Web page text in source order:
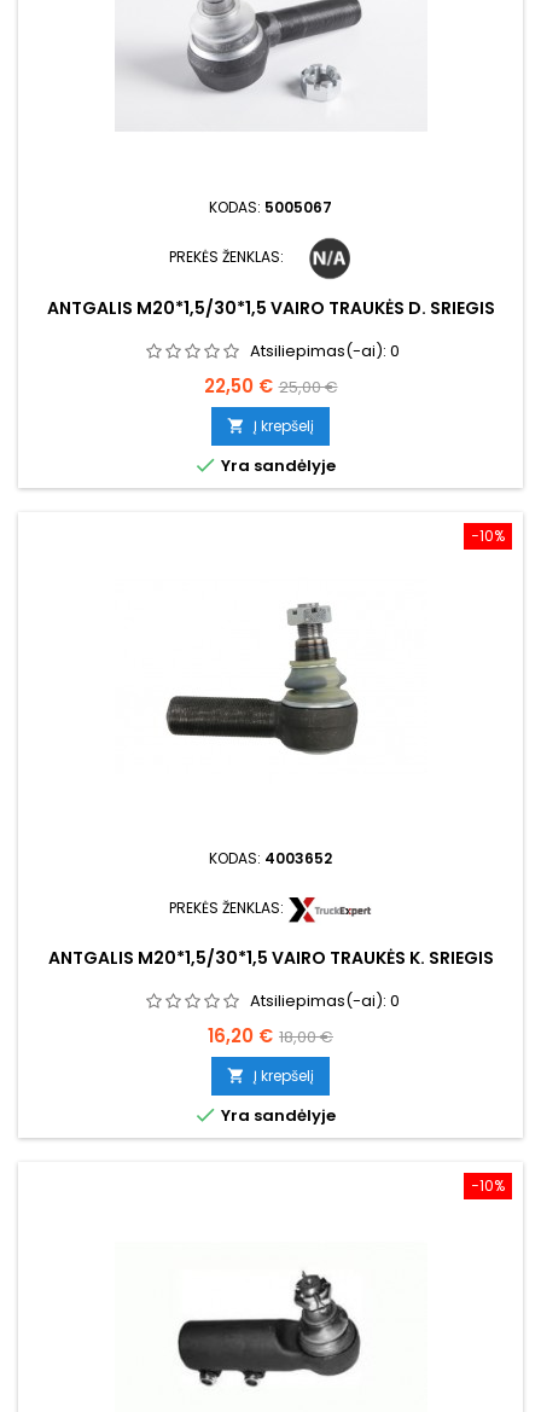
KODAS: 5005067
PREKĖS ŽENKLAS:
ANTGALIS M20*1,5/30*1,5 VAIRO TRAUKĖS D. SRIEGIS
Atsiliepimas(-ai): 0
Kaina
22,50 € Bazinė
kaina
25,00 €
 Į krepšelį
 Yra sandėlyje
−10%
KODAS: 4003652
PREKĖS ŽENKLAS:
ANTGALIS M20*1,5/30*1,5 VAIRO TRAUKĖS K. SRIEGIS
Atsiliepimas(-ai): 0
Kaina
16,20 € Bazinė
kaina
18,00 €
 Į krepšelį
 Yra sandėlyje
−10%